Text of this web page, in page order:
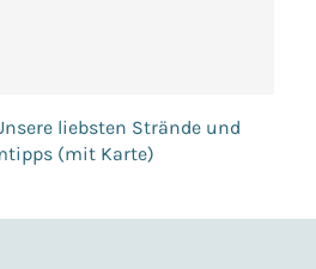
liebsten Strände und
(mit Karte)